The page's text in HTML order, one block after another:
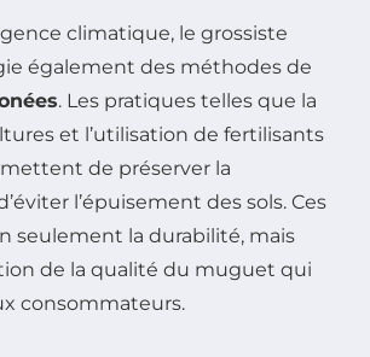
climatique, le grossiste
également des méthodes de
. Les pratiques telles que la
et l’utilisation de fertilisants
de préserver la
l’épuisement des sols. Ces
seulement la durabilité, mais
de la qualité du muguet qui
consommateurs.